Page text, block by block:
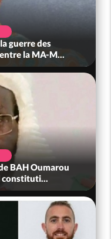
guerre des
la MA-M...
BAH Oumarou
constituti...